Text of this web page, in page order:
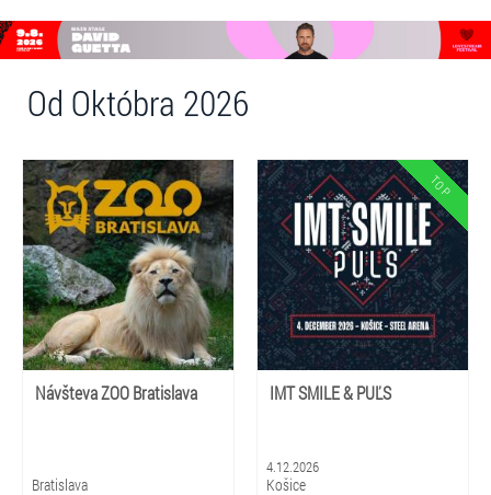
Od Októbra 2026
Návšteva ZOO Bratislava
Bratislava
IMT SMILE & PUĽS
4.12.2026
Košice